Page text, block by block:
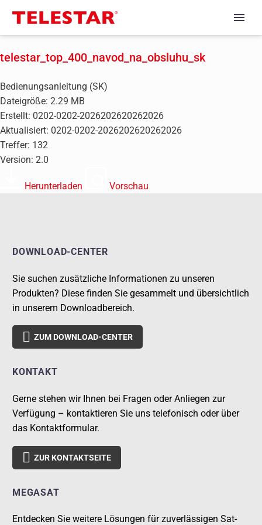
telestar_top_400_navod_na_obsluhu_sk
Bedienungsanleitung (SK)
Dateigröße: 2.29 MB
Erstellt: 0202-0202-2026202620262026
Aktualisiert: 0202-0202-2026202620262026
Treffer: 132
Version: 2.0
Herunterladen Vorschau
DOWNLOAD-CENTER
Sie suchen zusätzliche Informationen zu unseren
Produkten? Diese finden Sie gesammelt und übersichtlich
in unserem Downloadbereich.
 ZUM DOWNLOAD-CENTER
KONTAKT
Gerne stehen wir Ihnen bei Fragen oder Anliegen zur
Verfügung – kontaktieren Sie uns telefonisch oder über
das Kontaktformular.
 ZUR KONTAKTSEITE
MEGASAT
Entdecken Sie weitere Lösungen für zuverlässigen Sat-